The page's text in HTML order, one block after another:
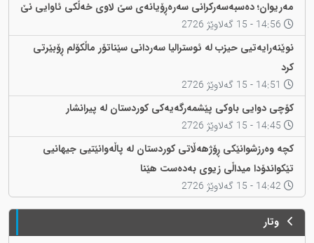
مەریوان؛ دەسبەسەرکرانی سەرەڕۆیانەی سێ لاوی خەڵکی ئاوایی نێ
نوێنەرایەتیی حیزب لە ئوسترالیا سەردانی سێناتۆر ماڵکۆلم ڕۆبێرتی
کرد
کۆچی دوایی باوکی پێشمەرگەیەکی کوردستان لە پیرانشار
کچە وەرزشوانێکی ڕۆژهەڵاتی کوردستان لە پاڵەوانێتیی جیهانیی
تێکواندۆدا میداڵی زیوی بەدەست هێنا
وتار